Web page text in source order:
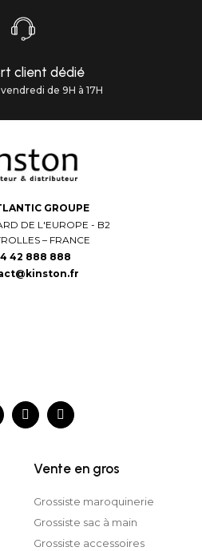
client dédié
de 9H à 17H
GROUPE
DE L'EUROPE - B2
– FRANCE
4 42 888 888
Vente en gros
Grossiste maroquinerie
Grossiste sac à main
Grossiste accessoires